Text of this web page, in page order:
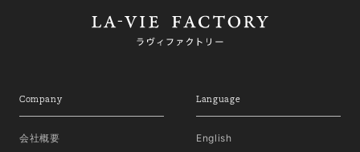
Company
会社概要
Language
English